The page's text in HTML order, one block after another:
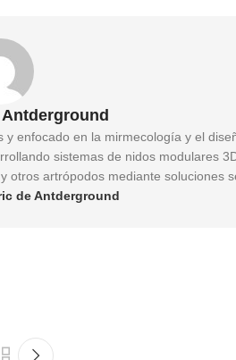
enfocado en la mirmecología y el
sistemas de nidos modulares
artrópodos mediante soluciones
de Antderground